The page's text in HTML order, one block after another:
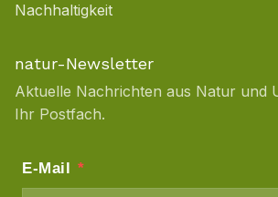
Nachhaltigkeit
natur-Newsletter
Aktuelle Nachrichten aus Natur und
Ihr Postfach.